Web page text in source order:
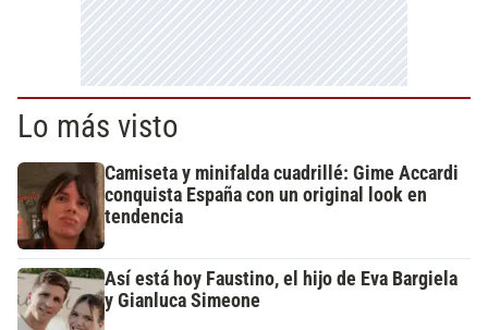
Lo más visto
Camiseta y minifalda cuadrillé: Gime Accardi
conquista España con un original look en
tendencia
Así está hoy Faustino, el hijo de Eva Bargiela
y Gianluca Simeone